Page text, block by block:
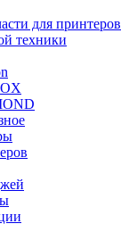
для принтеров
техники